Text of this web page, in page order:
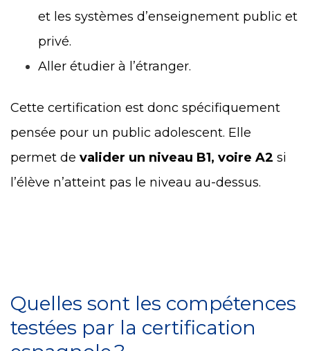
et les systèmes d’enseignement public et
privé.
Aller étudier à l’étranger.
Cette certification est donc spécifiquement
pensée pour un public adolescent. Elle
permet de valider un niveau B1, voire A2 si
l’élève n’atteint pas le niveau au-dessus.
Quelles sont les compétences
testées par la certification